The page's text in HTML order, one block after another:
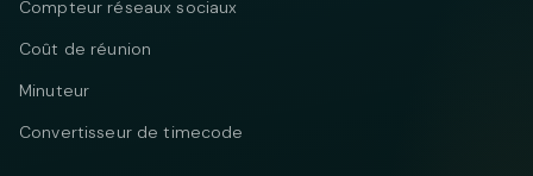
Compteur réseaux sociaux
Coût de réunion
Minuteur
Convertisseur de timecode